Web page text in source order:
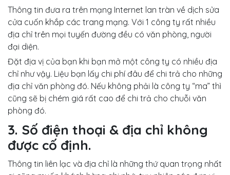
Thông tin đưa ra trên mạng Internet lan tràn về dịch sửa
cửa cuốn khắp các trang mạng. Với 1 công ty rất nhiều
địa chỉ trên mọi tuyến đường đều có văn phòng, người
đại diện.
Đặt địa vị của bạn khi bạn mở một công ty có nhiều địa
chỉ như vậy. Liệu bạn lấy chi phí đâu để chi trả cho những
địa chỉ văn phòng đó. Nếu không phải là công ty “ma” thì
cũng sẽ bị chém giá rất cao để chi trả cho chuỗi văn
phòng đó.
3. Số điện thoại & địa chỉ không
được cố định.
Thông tin liên lạc và địa chỉ là những thứ quan trọng nhất